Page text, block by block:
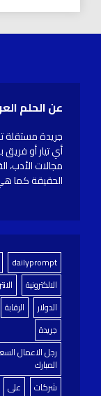
عن الحلم
جريدة مستقلة
أي تيار أو
مجالات الأدب،
الحقيقة كما
dailyprompt
الالكترونية
الدولار
الرقابة
جريدة
رجل الاعمال
المبارك
شركات
على